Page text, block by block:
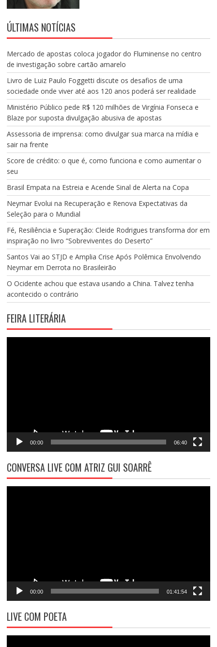
ÚLTIMAS NOTÍCIAS
Mercado de apostas coloca jogador do Fluminense no centro
de investigação sobre cartão amarelo
Livro de Luiz Paulo Foggetti discute os desafios de uma
sociedade onde viver até aos 120 anos poderá ser realidade
Ministério Público pede R$ 120 milhões de Virgínia Fonseca e
Blaze por suposta divulgação abusiva de apostas
Assessoria de imprensa: como divulgar sua marca na mídia e
sair na frente
Score de crédito: o que é, como funciona e como aumentar o
seu
Brasil Empata na Estreia e Acende Sinal de Alerta na Copa
Neymar Evolui na Recuperação e Renova Expectativas da
Seleção para o Mundial
Fé, Resiliência e Superação: Cleide Rodrigues transforma dor em
inspiração no livro “Sobreviventes do Deserto”
Santos Vai ao STJD e Amplia Crise Após Polêmica Envolvendo
Neymar em Derrota no Brasileirão
O Ocidente achou que estava usando a China. Talvez tenha
acontecido o contrário
FEIRA LITERÁRIA
00:00 06:40
CONVERSA LIVE COM ATRIZ GUI SOARRÊ
00:00 01:41:54
LIVE COM POETA